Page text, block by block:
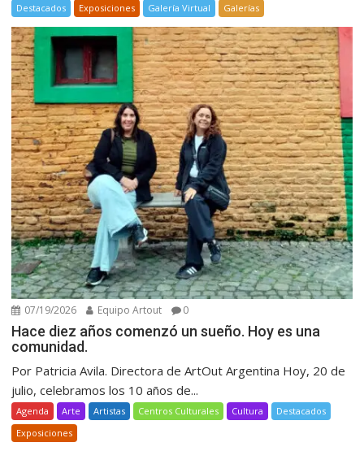
Destacados
Exposiciones Galería Virtual Galerías
07/19/2026 Equipo Artout 0
Hace diez años comenzó un sueño. Hoy es una
comunidad.
Por Patricia Avila. Directora de ArtOut Argentina Hoy, 20 de
julio, celebramos los 10 años de...
Agenda Arte Artistas Centros Culturales Cultura
Destacados
Exposiciones